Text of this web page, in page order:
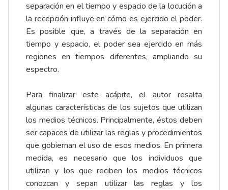
separación en el tiempo y espacio de la locución a
la recepción influye en cómo es ejercido el poder.
Es posible que, a través de la separación en
tiempo y espacio, el poder sea ejercido en más
regiones en tiempos diferentes, ampliando su
espectro.
Para finalizar este acápite, el autor resalta
algunas características de los sujetos que utilizan
los medios técnicos. Principalmente, éstos deben
ser capaces de utilizar las reglas y procedimientos
que gobiernan el uso de esos medios. En primera
medida, es necesario que los individuos que
utilizan y los que reciben los medios técnicos
conozcan y sepan utilizar las reglas y los